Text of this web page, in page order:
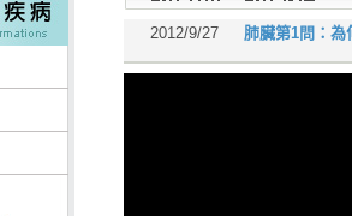
2012/9/27 肺臟第1問：為